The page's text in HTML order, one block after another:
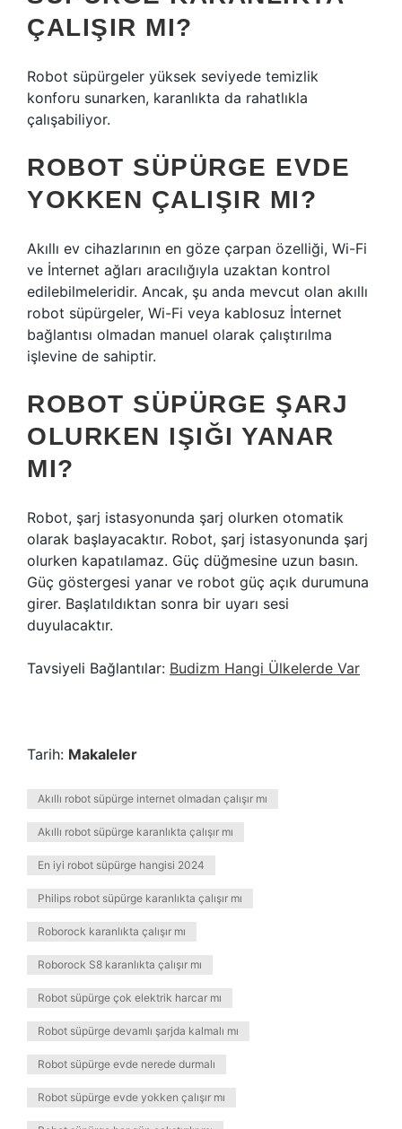
ÇALIŞIR MI?
Robot süpürgeler yüksek seviyede temizlik
konforu sunarken, karanlıkta da rahatlıkla
çalışabiliyor.
ROBOT SÜPÜRGE EVDE
YOKKEN ÇALIŞIR MI?
Akıllı ev cihazlarının en göze çarpan özelliği, Wi-Fi
ve İnternet ağları aracılığıyla uzaktan kontrol
edilebilmeleridir. Ancak, şu anda mevcut olan akıllı
robot süpürgeler, Wi-Fi veya kablosuz İnternet
bağlantısı olmadan manuel olarak çalıştırılma
işlevine de sahiptir.
ROBOT SÜPÜRGE ŞARJ
OLURKEN IŞIĞI YANAR
MI?
Robot, şarj istasyonunda şarj olurken otomatik
olarak başlayacaktır. Robot, şarj istasyonunda şarj
olurken kapatılamaz. Güç düğmesine uzun basın.
Güç göstergesi yanar ve robot güç açık durumuna
girer. Başlatıldıktan sonra bir uyarı sesi
duyulacaktır.
Tavsiyeli Bağlantılar: Budizm Hangi Ülkelerde Var
Tarih: Makaleler
Akıllı robot süpürge internet olmadan çalışır mı
Akıllı robot süpürge karanlıkta çalışır mı
En iyi robot süpürge hangisi 2024
Philips robot süpürge karanlıkta çalışır mı
Roborock karanlıkta çalışır mı
Roborock S8 karanlıkta çalışır mı
Robot süpürge çok elektrik harcar mı
Robot süpürge devamlı şarjda kalmalı mı
Robot süpürge evde nerede durmalı
Robot süpürge evde yokken çalışır mı